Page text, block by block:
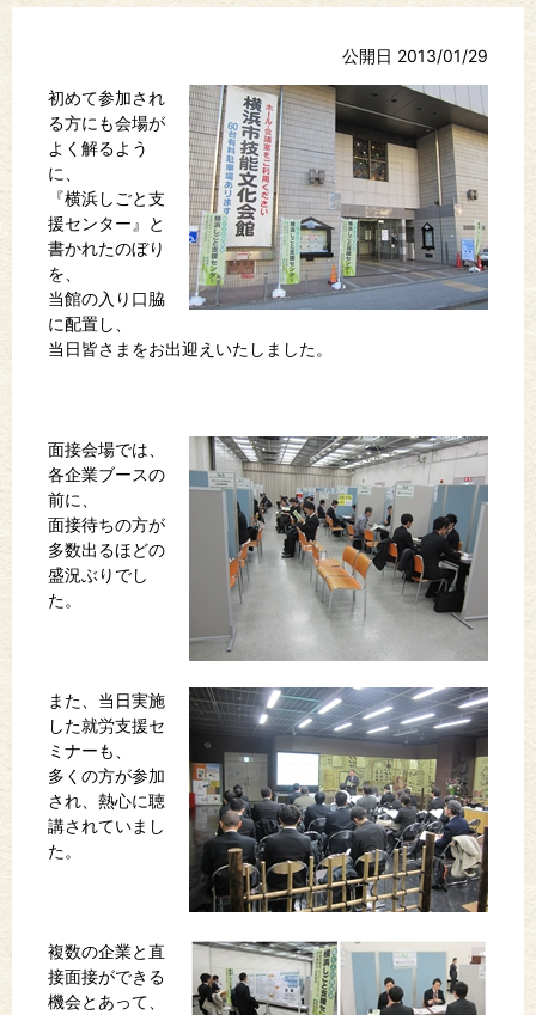
公開日 2013/01/29
初めて参加され
る方にも会場が
よく解るよう
に、
『横浜しごと支
援センター』と
書かれたのぼり
を、
当館の入り口脇
に配置し、
当日皆さまをお出迎えいたしました。
面接会場では、
各企業ブースの
前に、
面接待ちの方が
多数出るほどの
盛況ぶりでし
た。
また、当日実施
した就労支援セ
ミナーも、
多くの方が参加
され、熱心に聴
講されていまし
た。
複数の企業と直
接面接ができる
機会とあって、